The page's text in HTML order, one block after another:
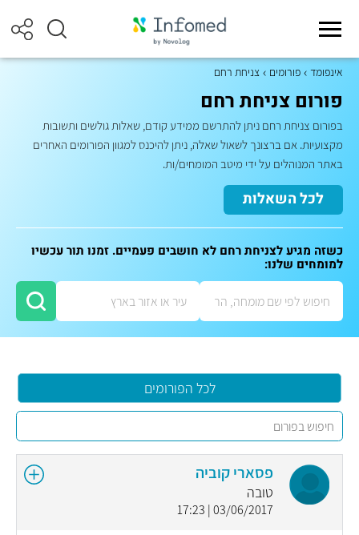
אינפומד פורומים צניחת רחם
פורום צניחת רחם
בפורום צניחת רחם ניתן להתרשם ממידע קודם, שאלות גולשים ותשובות
מקצועיות. אם ברצונך לשאול שאלה, ניתן להיכנס למגוון הפורומים האחרים
באתר המנוהלים על ידי מיטב המומחים/ות.
לכל השאלות
כשזה מגיע לצניחת רחם לא חושבים פעמיים. זמנו תור עכשיו
למומחים שלנו:
לכל הפורומים
פסארי קוביה
טובה
03/06/2017 | 17:23